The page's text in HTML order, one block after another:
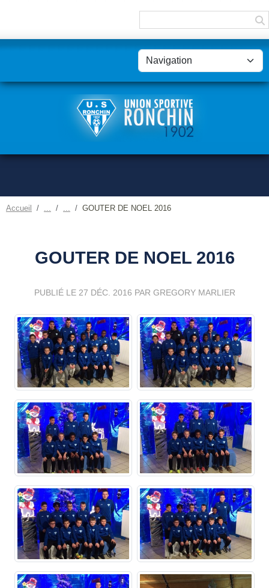
Accueil GOUTER DE NOEL 2016
GOUTER DE NOEL 2016
PUBLIÉ LE 27 DÉC. 2016 PAR GREGORY MARLIER